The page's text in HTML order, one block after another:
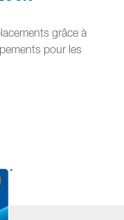
grâce à
pour les